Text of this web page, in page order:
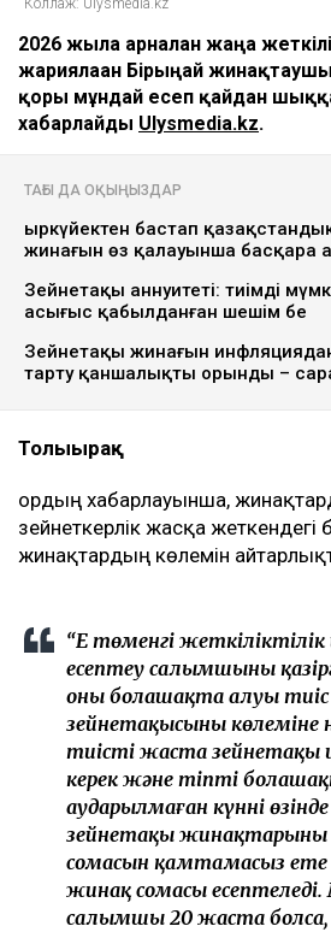
Коллаж: Ulysmedia.kz
2026 жылға арналған жаңа
жариялаған Бірыңғай
қоры мұндай есеп қайдан
хабарлайды Ulysmedia.kz.
ТАҒЫ ДА ОҚЫҢЫЗДАР
Қыркүйектен бастап
жинағын өз қалауынша басқара
Зейнетақы аннуитеті: тиімді
асығыс қабылданған шешім бе
Зейнетақы жинағын
тарту қаншалықты орынды –
Толығырақ
Қордың хабарлауынша,
зейнеткерлік жасқа жеткендегі
жинақтардың көлемін
“Ең төменгі
есептеу салымшының
оның болашақта алуы
зейнетақысының көлеміне
тиісті жаста
керек және тіпті
аударылмаған күннің
зейнетақы жинақтарының
сомасын қамтамасыз ете
жинақ сомасы
салымшы 20 жаста болса,